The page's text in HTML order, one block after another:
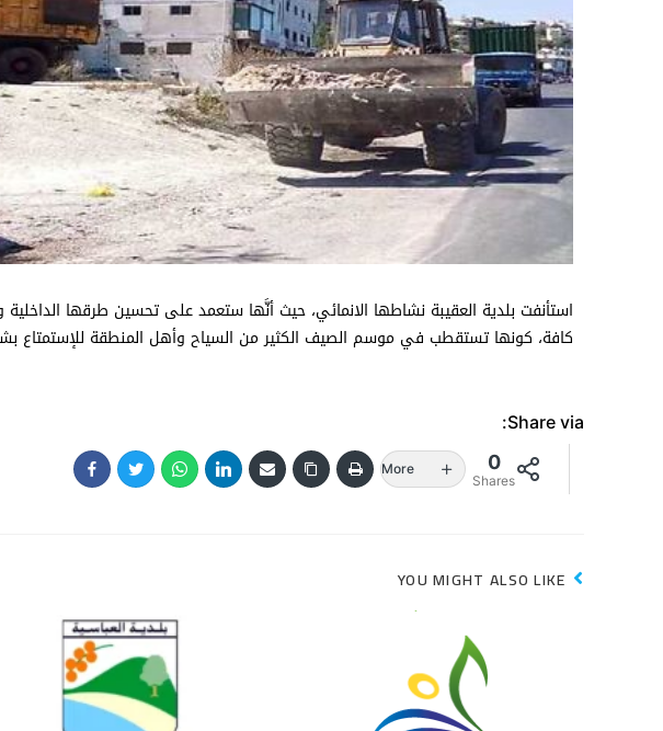
استأنفت بلدية العقيبة نشاطها الانمائي، حيث أنَّها ستعمد على تحسين طرقها
كافة، كونها تستقطب في موسم الصيف الكثير من السياح وأهل المنطقة للإستمتاع
Share via:
0
Shares
More
YOU MIGHT ALSO LIKE